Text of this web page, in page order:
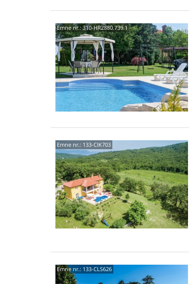
Emne nr.:310-HR2880.739.1
Emne nr.: 133-CIK703
Emne nr.: 133-CLS626